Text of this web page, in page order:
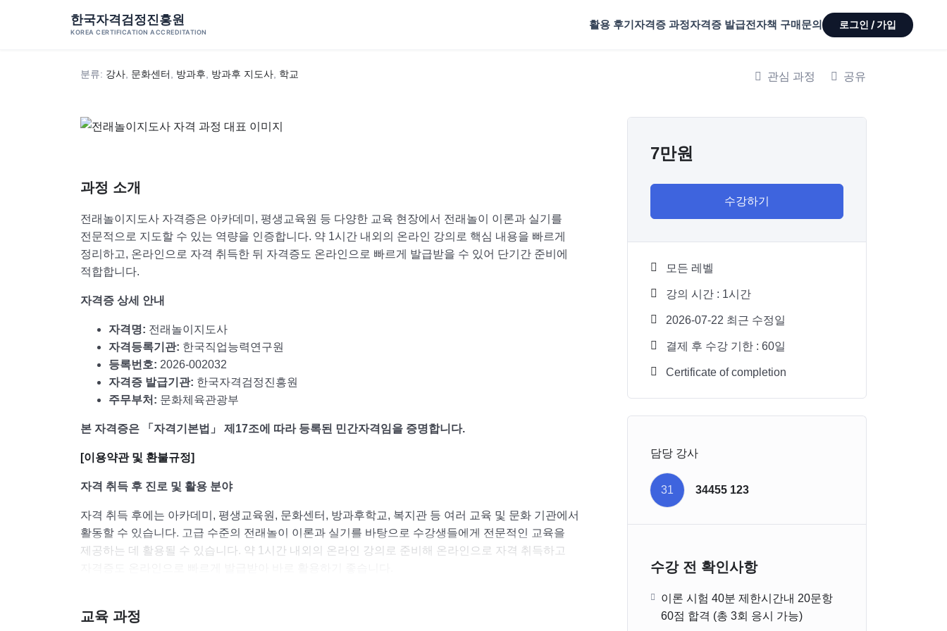
분류: 강사 문화센터 방과후 방과후 지도사 학교 관심 과정 공유
과정 소개
전래놀이지도사 자격증은 아카데미, 평생교육원 등 다양한 교육 현장에서 전래놀이 이론과 실기를
전문적으로 지도할 수 있는 역량을 인증합니다. 약 1시간 내외의 온라인 강의로 핵심 내용을 빠르게
정리하고, 온라인으로 자격 취득한 뒤 자격증도 온라인으로 빠르게 발급받을 수 있어 단기간 준비에
적합합니다.
자격증 상세 안내
자격명: 전래놀이지도사
자격등록기관: 한국직업능력연구원
등록번호: 2026-002032
자격증 발급기관: 한국자격검정진흥원
주무부처: 문화체육관광부
본 자격증은 「자격기본법」 제17조에 따라 등록된 민간자격임을 증명합니다.
[이용약관 및 환불규정]
자격 취득 후 진로 및 활용 분야
자격 취득 후에는 아카데미, 평생교육원, 문화센터, 방과후학교, 복지관 등 여러 교육 및 문화 기관에서
활동할 수 있습니다. 고급 수준의 전래놀이 이론과 실기를 바탕으로 수강생들에게 전문적인 교육을
제공하는 데 활용될 수 있습니다. 약 1시간 내외의 온라인 강의로 준비해 온라인으로 자격 취득하고
교육 과정
7만원
수강하기
모든 레벨
강의 시간 : 1시간
2026-07-22 최근 수정일
결제 후 수강 기한 : 60일
Certificate of completion
담당 강사
31 34455 123
수강 전 확인사항
이론 시험 40분 제한시간내 20문항
60점 합격 (총 3회 응시 가능)
한국자격검정진흥원
KOREA CERTIFICATION ACCREDITATION
활용 후기자격증 과정자격증 발급전자책 구매문의 로그인 / 가입